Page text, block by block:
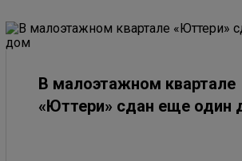
В малоэтажном квартале
«Юттери» сдан еще один